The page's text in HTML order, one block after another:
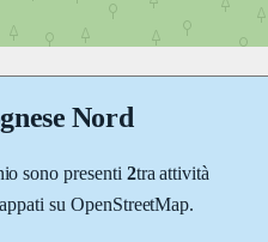
Nord
sono presenti 2tra attività
su OpenStreetMap.